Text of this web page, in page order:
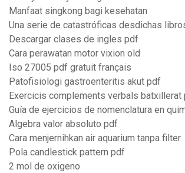
Manfaat singkong bagi kesehatan
Una serie de catastróficas desdichas
Descargar clases de ingles pdf
Cara perawatan motor vixion old
Iso 27005 pdf gratuit français
Patofisiologi gastroenteritis akut pdf
Exercicis complements verbals batxillerat
Guía de ejercicios de nomenclatura en
Algebra valor absoluto pdf
Cara menjernihkan air aquarium tanpa filter
Pola candlestick pattern pdf
2 mol de oxigeno